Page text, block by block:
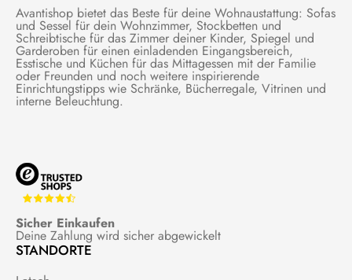
Avantishop bietet das Beste für deine Wohnaustattung: Sofas
und Sessel für dein Wohnzimmer, Stockbetten und
Schreibtische für das Zimmer deiner Kinder, Spiegel und
Garderoben für einen einladenden Eingangsbereich,
Esstische und Küchen für das Mittagessen mit der Familie
oder Freunden und noch weitere inspirierende
Einrichtungstipps wie Schränke, Bücherregale, Vitrinen und
interne Beleuchtung.
Sicher Einkaufen
Deine Zahlung wird sicher abgewickelt
STANDORTE